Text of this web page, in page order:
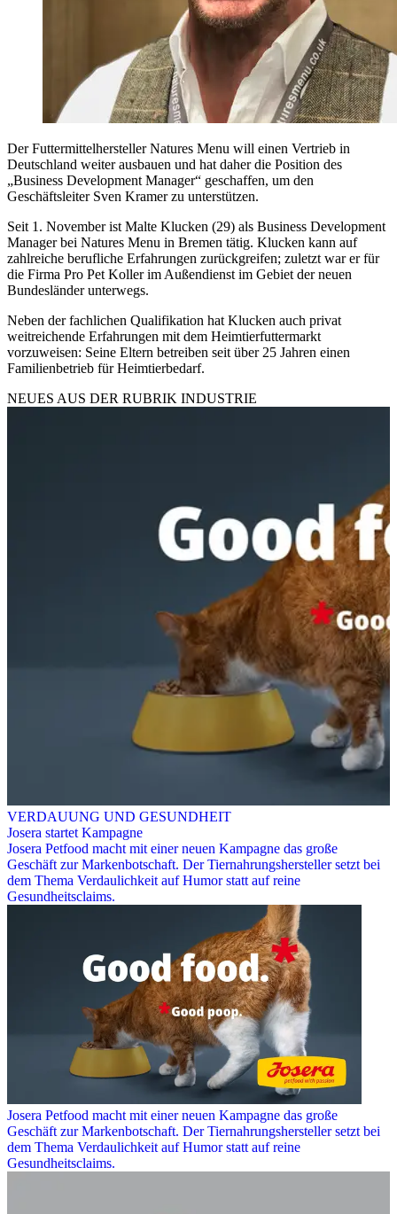
Der Futtermittelhersteller Natures Menu will einen Vertrieb in
Deutschland weiter ausbauen und hat daher die Position des
„Business Development Manager“ geschaffen, um den
Geschäftsleiter Sven Kramer zu unterstützen.
Seit 1. November ist Malte Klucken (29) als Business Development
Manager bei Natures Menu in Bremen tätig. Klucken kann auf
zahlreiche berufliche Erfahrungen zurückgreifen; zuletzt war er für
die Firma Pro Pet Koller im Außendienst im Gebiet der neuen
Bundesländer unterwegs.
Neben der fachlichen Qualifikation hat Klucken auch privat
weitreichende Erfahrungen mit dem Heimtierfuttermarkt
vorzuweisen: Seine Eltern betreiben seit über 25 Jahren einen
Familienbetrieb für Heimtierbedarf.
NEUES AUS DER RUBRIK INDUSTRIE
VERDAUUNG UND GESUNDHEIT
Josera startet Kampagne
Josera Petfood macht mit einer neuen Kampagne das große
Geschäft zur Markenbotschaft. Der Tiernahrungshersteller setzt bei
dem Thema Verdaulichkeit auf Humor statt auf reine
Gesundheitsclaims.
Josera Petfood macht mit einer neuen Kampagne das große
Geschäft zur Markenbotschaft. Der Tiernahrungshersteller setzt bei
dem Thema Verdaulichkeit auf Humor statt auf reine
Gesundheitsclaims.